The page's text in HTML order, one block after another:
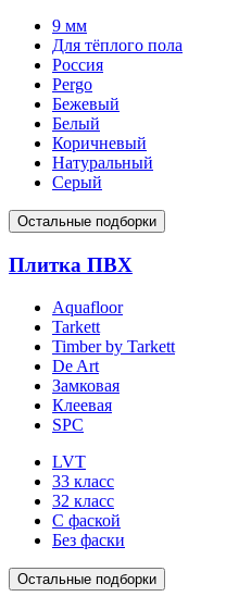
9 мм
Для тёплого пола
Россия
Pergo
Бежевый
Белый
Коричневый
Натуральный
Серый
Остальные подборки
Плитка ПВХ
Aquafloor
Tarkett
Timber by Tarkett
De Art
Замковая
Клеевая
SPC
LVT
33 класс
32 класс
С фаской
Без фаски
Остальные подборки